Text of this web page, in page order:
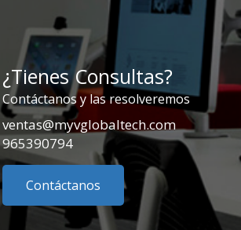
¿Tienes Consultas?
Contáctanos y las resolveremos
ventas@myvglobaltech.com
965390794
Contáctanos